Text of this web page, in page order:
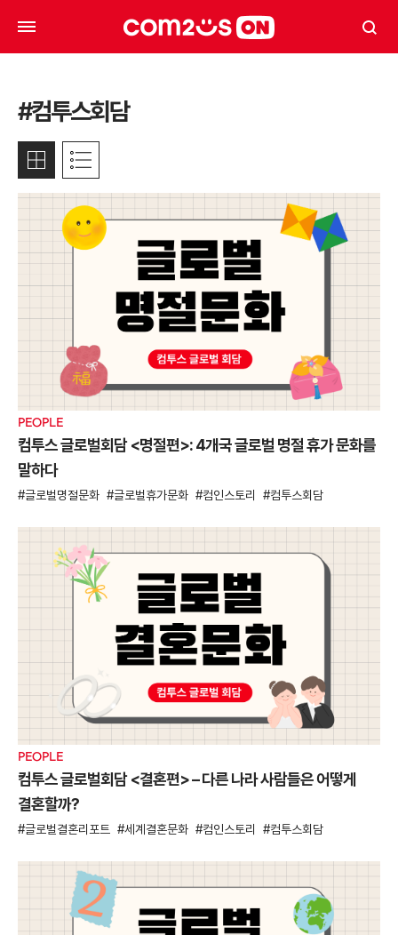
#컴투스회담
PEOPLE
컴투스 글로벌회담 <명절편>: 4개국 글로벌 명절 휴가 문화를
말하다
글로벌명절문화 글로벌휴가문화 컴인스토리 컴투스회담
PEOPLE
컴투스 글로벌회담 <결혼편> – 다른 나라 사람들은 어떻게
결혼할까?
글로벌결혼리포트 세계결혼문화 컴인스토리 컴투스회담